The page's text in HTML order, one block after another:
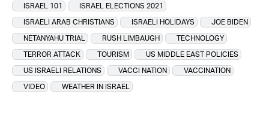
ISRAEL 101
ISRAEL ELECTIONS 2021
ISRAELI ARAB CHRISTIANS
ISRAELI HOLIDAYS
JOE BIDEN
NETANYAHU TRIAL
RUSH LIMBAUGH
TECHNOLOGY
TERROR ATTACK
TOURISM
US MIDDLE EAST POLICIES
US ISRAELI RELATIONS
VACCI NATION
VACCINATION
VIDEO
WEATHER IN ISRAEL